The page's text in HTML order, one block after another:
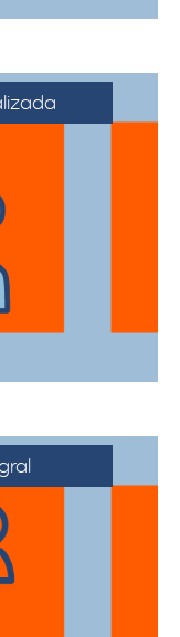
disposición
etapa del
sus
en toda
su